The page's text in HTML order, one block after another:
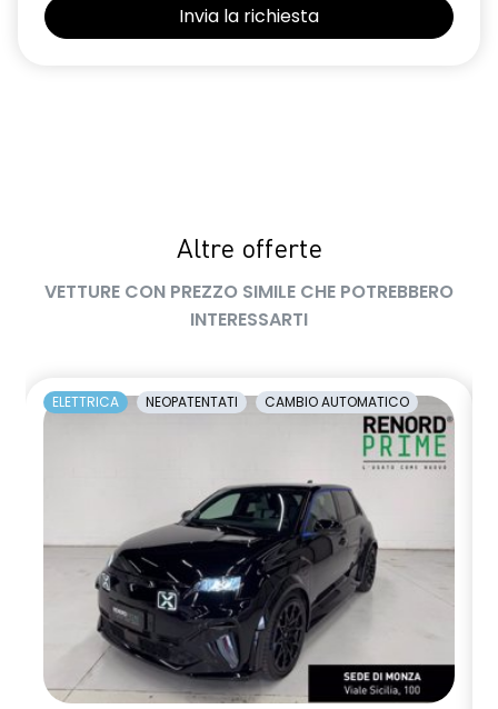
sistema di frenata d'emergenza attiva con riconoscimento
pedoni, ciclisti e incroci
Altre offerte
VETTURE CON PREZZO SIMILE CHE POTREBBERO
INTERESSARTI
ELETTRICA NEOPATENTATI CAMBIO AUTOMATICO